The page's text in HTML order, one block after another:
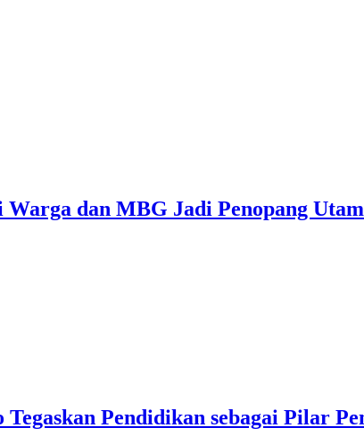
dan MBG Jadi Penopang
Pendidikan sebagai Pilar